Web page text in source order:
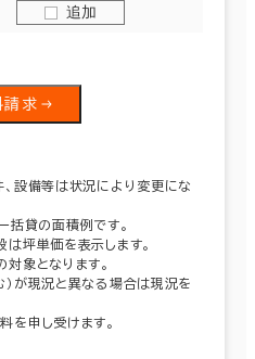
追加
請求
設備等は状況により変更にな
括貸の面積例です。
坪単価を表示します。
象となります。
が現況と異なる場合は現況を
申し受けます。